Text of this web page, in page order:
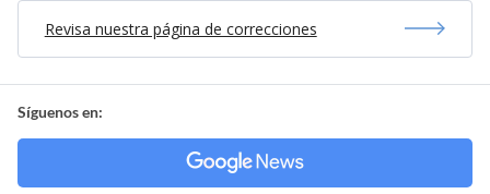
Revisa nuestra página de correcciones
Síguenos en: